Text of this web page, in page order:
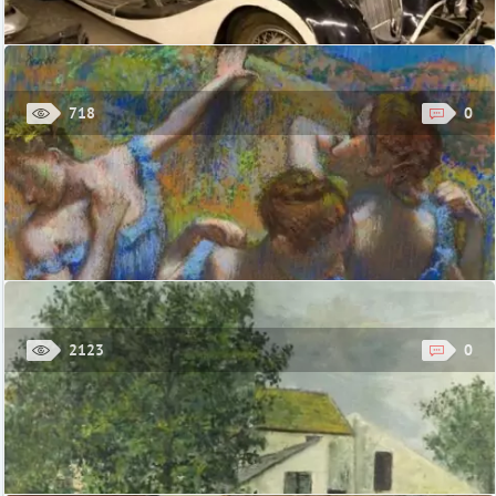
Архангельское, 4 км Ильинского шоссе
718 0
Постоянная экспозиция Ломаковского музея старинных
автомобилей и мотоциклов
Ломаковский музей предлагает всем желающим совершить
невероятное путешествие в прошлое - в мир старинных
автомобилей, мотоциклов и другой техники. ...
Стоимость: 300 руб., льготный - 200 руб
Ломаковский музей
2123 0
Постоянная экспозиция «Мане. Дега. Тулуз-Лотрек.
Форен»
Постоянно действующая выставка «Мане. Дега. Тулуз-Лотрек.
Форен» расположена в зале №8 на 2-м этаже Галереи
искусства стран Европы и Америки. ...